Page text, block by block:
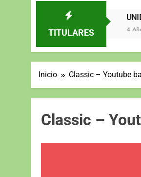
TITULARES
3 Años Atrás 4 Años Atrás
Inicio Classic – Youtube
Classic –